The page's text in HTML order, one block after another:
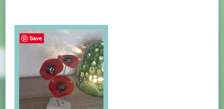
a
plusieurs
variations.
Les
options
Save